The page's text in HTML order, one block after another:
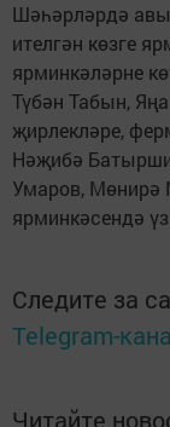
Шәһәрләрдә
ителгән көзге
ярминкәләрне
Түбән Табын,
җирлекләре,
Нәҗибә
Умаров, Мөнирә
ярминкәсендә
Следите за
Telegram-
Читайте